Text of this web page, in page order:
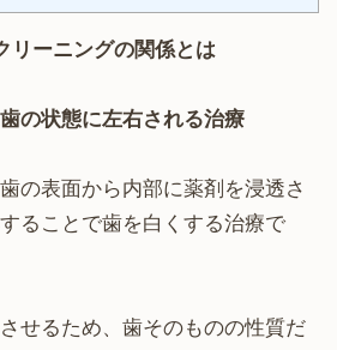
リーニングの関係とは
の状態に左右される治療
の表面から内部に薬剤を浸透さ
ることで歯を白くする治療で
せるため、歯そのものの性質だ